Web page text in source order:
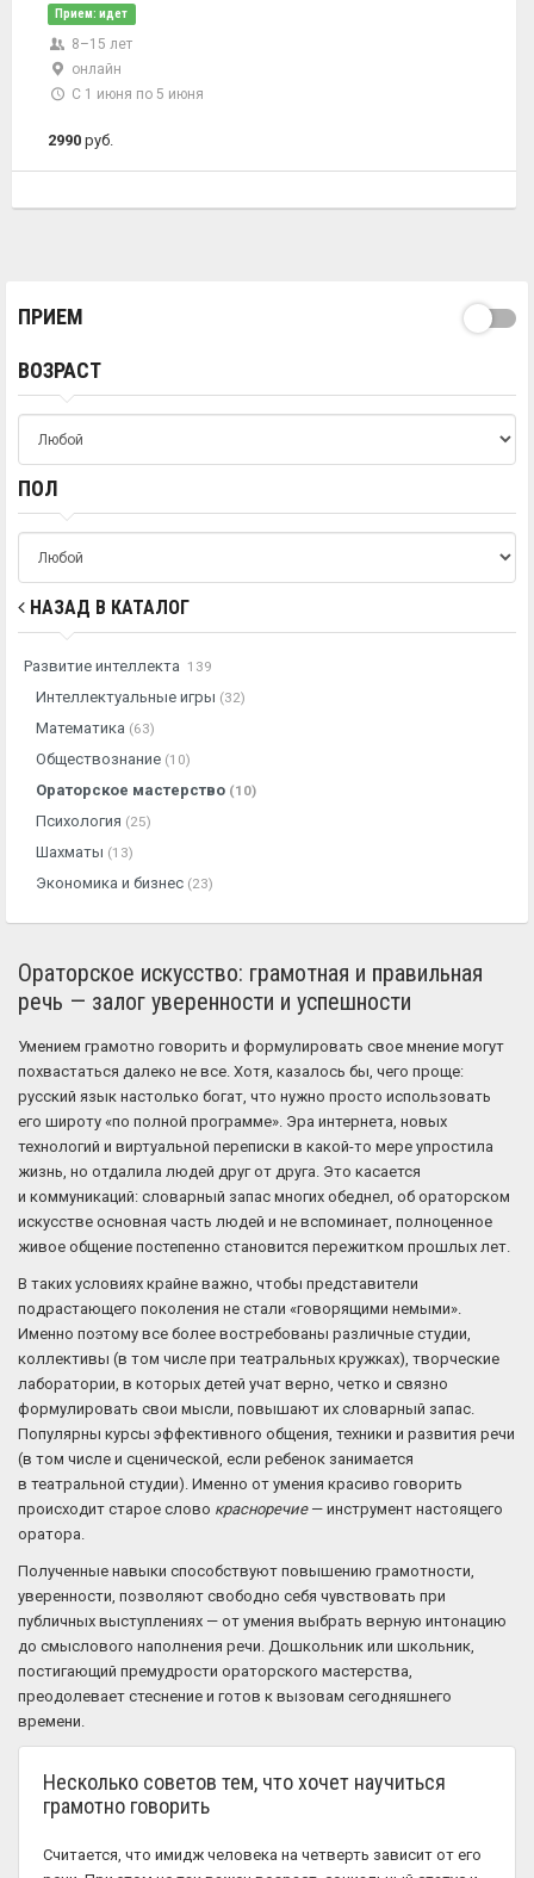
Прием: идет
8–15 лет
онлайн
С 1 июня по 5 июня
2990 руб.
ПРИЕМ
ВОЗРАСТ
ПОЛ
НАЗАД В КАТАЛОГ
Развитие интеллекта 139
Интеллектуальные игры (32)
Математика (63)
Обществознание (10)
Ораторское мастерство (10)
Психология (25)
Шахматы (13)
Экономика и бизнес (23)
Ораторское искусство: грамотная и правильная
речь — залог уверенности и успешности
Умением грамотно говорить и формулировать свое мнение могут
похвастаться далеко не все. Хотя, казалось бы, чего проще:
русский язык настолько богат, что нужно просто использовать
его широту «по полной программе». Эра интернета, новых
технологий и виртуальной переписки в какой-то мере упростила
жизнь, но отдалила людей друг от друга. Это касается
и коммуникаций: словарный запас многих обеднел, об ораторском
искусстве основная часть людей и не вспоминает, полноценное
живое общение постепенно становится пережитком прошлых лет.
В таких условиях крайне важно, чтобы представители
подрастающего поколения не стали «говорящими немыми».
Именно поэтому все более востребованы различные студии,
коллективы (в том числе при театральных кружках), творческие
лаборатории, в которых детей учат верно, четко и связно
формулировать свои мысли, повышают их словарный запас.
Популярны курсы эффективного общения, техники и развития речи
(в том числе и сценической, если ребенок занимается
в театральной студии). Именно от умения красиво говорить
происходит старое слово красноречие— инструмент настоящего
оратора.
Полученные навыки способствуют повышению грамотности,
уверенности, позволяют свободно себя чувствовать при
публичных выступлениях — от умения выбрать верную интонацию
до смыслового наполнения речи. Дошкольник или школьник,
постигающий премудрости ораторского мастерства,
преодолевает стеснение и готов к вызовам сегодняшнего
времени.
Несколько советов тем, что хочет научиться
грамотно говорить
Считается, что имидж человека на четверть зависит от его